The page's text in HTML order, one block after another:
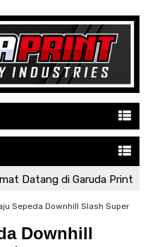
Datang di Garuda Print
Sepeda Downhill Slash Super
Downhill